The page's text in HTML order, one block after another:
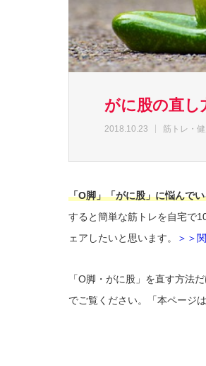
がに股の直し
2018.10.23 筋トレ・
「O脚」「がに股」に悩んで
すると簡単な筋トレを自宅で
ェアしたいと思います。
＞＞
「O脚・がに股」を直す方法
でご覧ください。「本ページ